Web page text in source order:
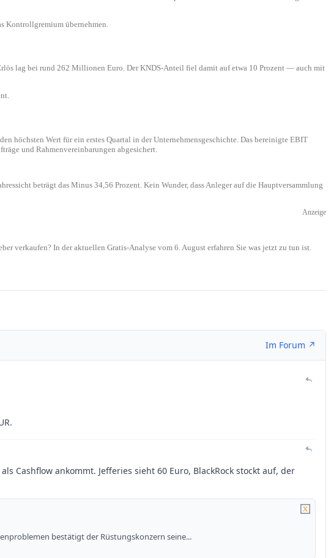
Kontrollgremium übernehmen.
lag bei rund 262 Millionen Euro. Der KNDS-Anteil fiel damit auf etwa 10 Prozent — auch mit
höchsten Wert für ein erstes Quartal in der Unternehmensgeschichte. Das bereinigte EBIT
und Rahmenvereinbarungen abgesichert.
beträgt das Minus 34,56 Prozent. Kein Wunder, dass Anleger auf die Hauptversammlung
Anzeige
verkaufen? In der aktuellen Gratis-Analyse vom 6. August erfahren Sie was jetzt zu tun ist.